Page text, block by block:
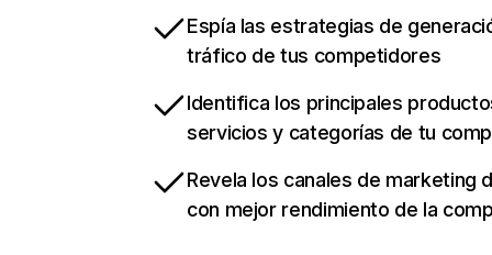
Espía las estrategias de
tráfico de tus competidores
Identifica los principales
servicios y categorías de tu
Revela los canales de marketing
con mejor rendimiento de la